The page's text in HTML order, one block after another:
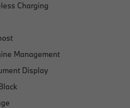
Charging
Management
Display